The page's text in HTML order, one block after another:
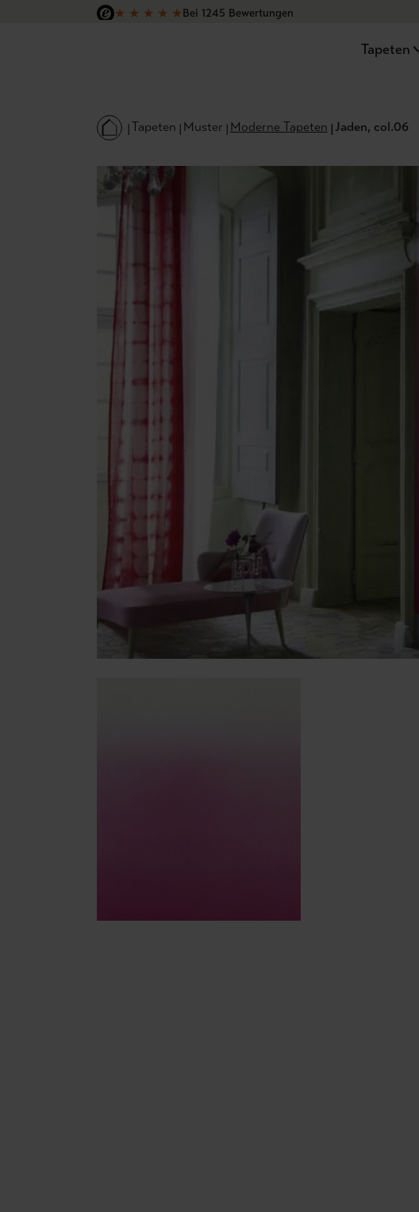
Hauptinhalt springen
Zur Suche springen
Zur Hauptnavigation springen
★ ★ ★ ★ ★Bei 1245 Bewertungen
Tapeten
Tapeten Muster Moderne Tapeten Jaden, col.06